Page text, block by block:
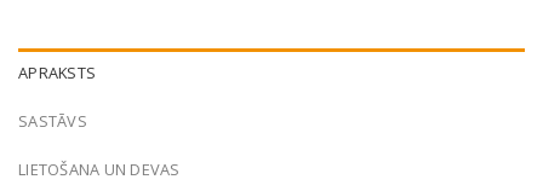
APRAKSTS
SASTĀVS
LIETOŠANA UN DEVAS